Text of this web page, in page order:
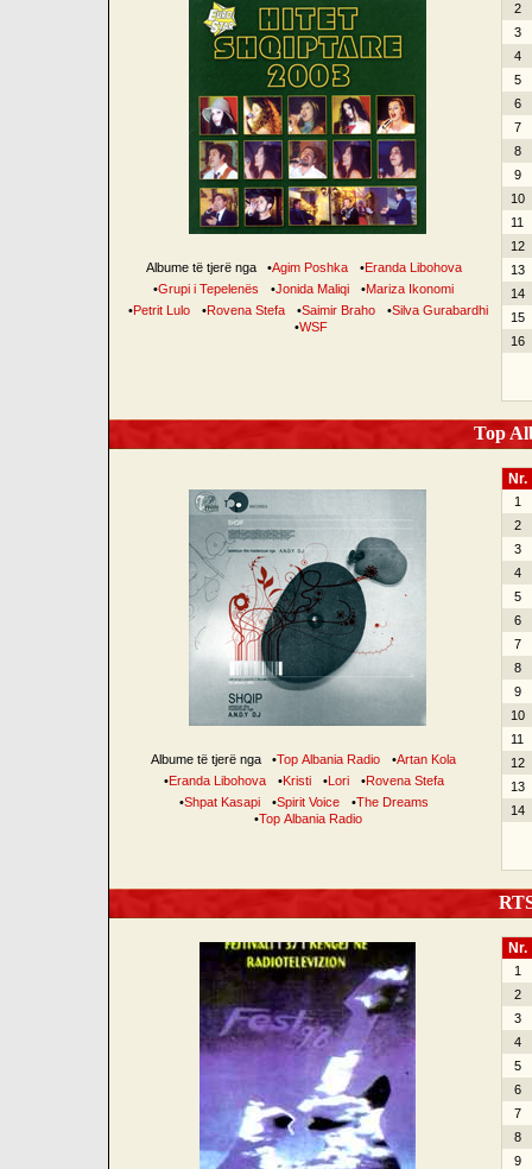
Albume të tjerë nga •Agim Poshka •Eranda Libohova
•Grupi i Tepelenës •Jonida Maliqi •Mariza Ikonomi
•Petrit Lulo •Rovena Stefa •Saimir Braho •Silva Gurabardhi
•WSF
2
3
4
5
6
7
8
9
10
11
12
13
14
15
16
Top
Albume të tjerë nga •Top Albania Radio •Artan Kola
•Eranda Libohova •Kristi •Lori •Rovena Stefa
•Shpat Kasapi •Spirit Voice •The Dreams
•Top Albania Radio
Nr.
1
2
3
4
5
6
7
8
9
10
11
12
13
14
Nr.
1
2
3
4
5
6
7
8
9